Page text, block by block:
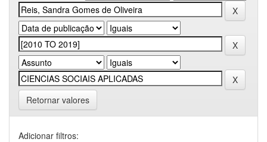
Retornar valores
Adicionar filtros: